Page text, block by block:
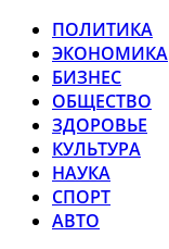
ПОЛИТИКА
ЭКОНОМИКА
БИЗНЕС
ОБЩЕСТВО
ЗДОРОВЬЕ
КУЛЬТУРА
НАУКА
СПОРТ
АВТО